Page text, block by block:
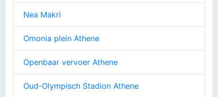
Nea Makri
Omonia plein Athene
Openbaar vervoer Athene
Oud-Olympisch Stadion Athene